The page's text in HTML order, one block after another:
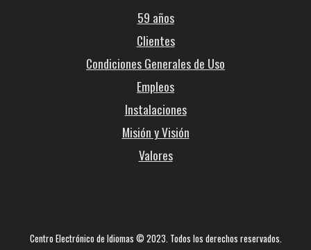
59 años
Clientes
Condiciones Generales de Uso
Empleos
Instalaciones
Misión y Visión
Valores
Centro Electrónico de Idiomas © 2023. Todos los derechos reservados.